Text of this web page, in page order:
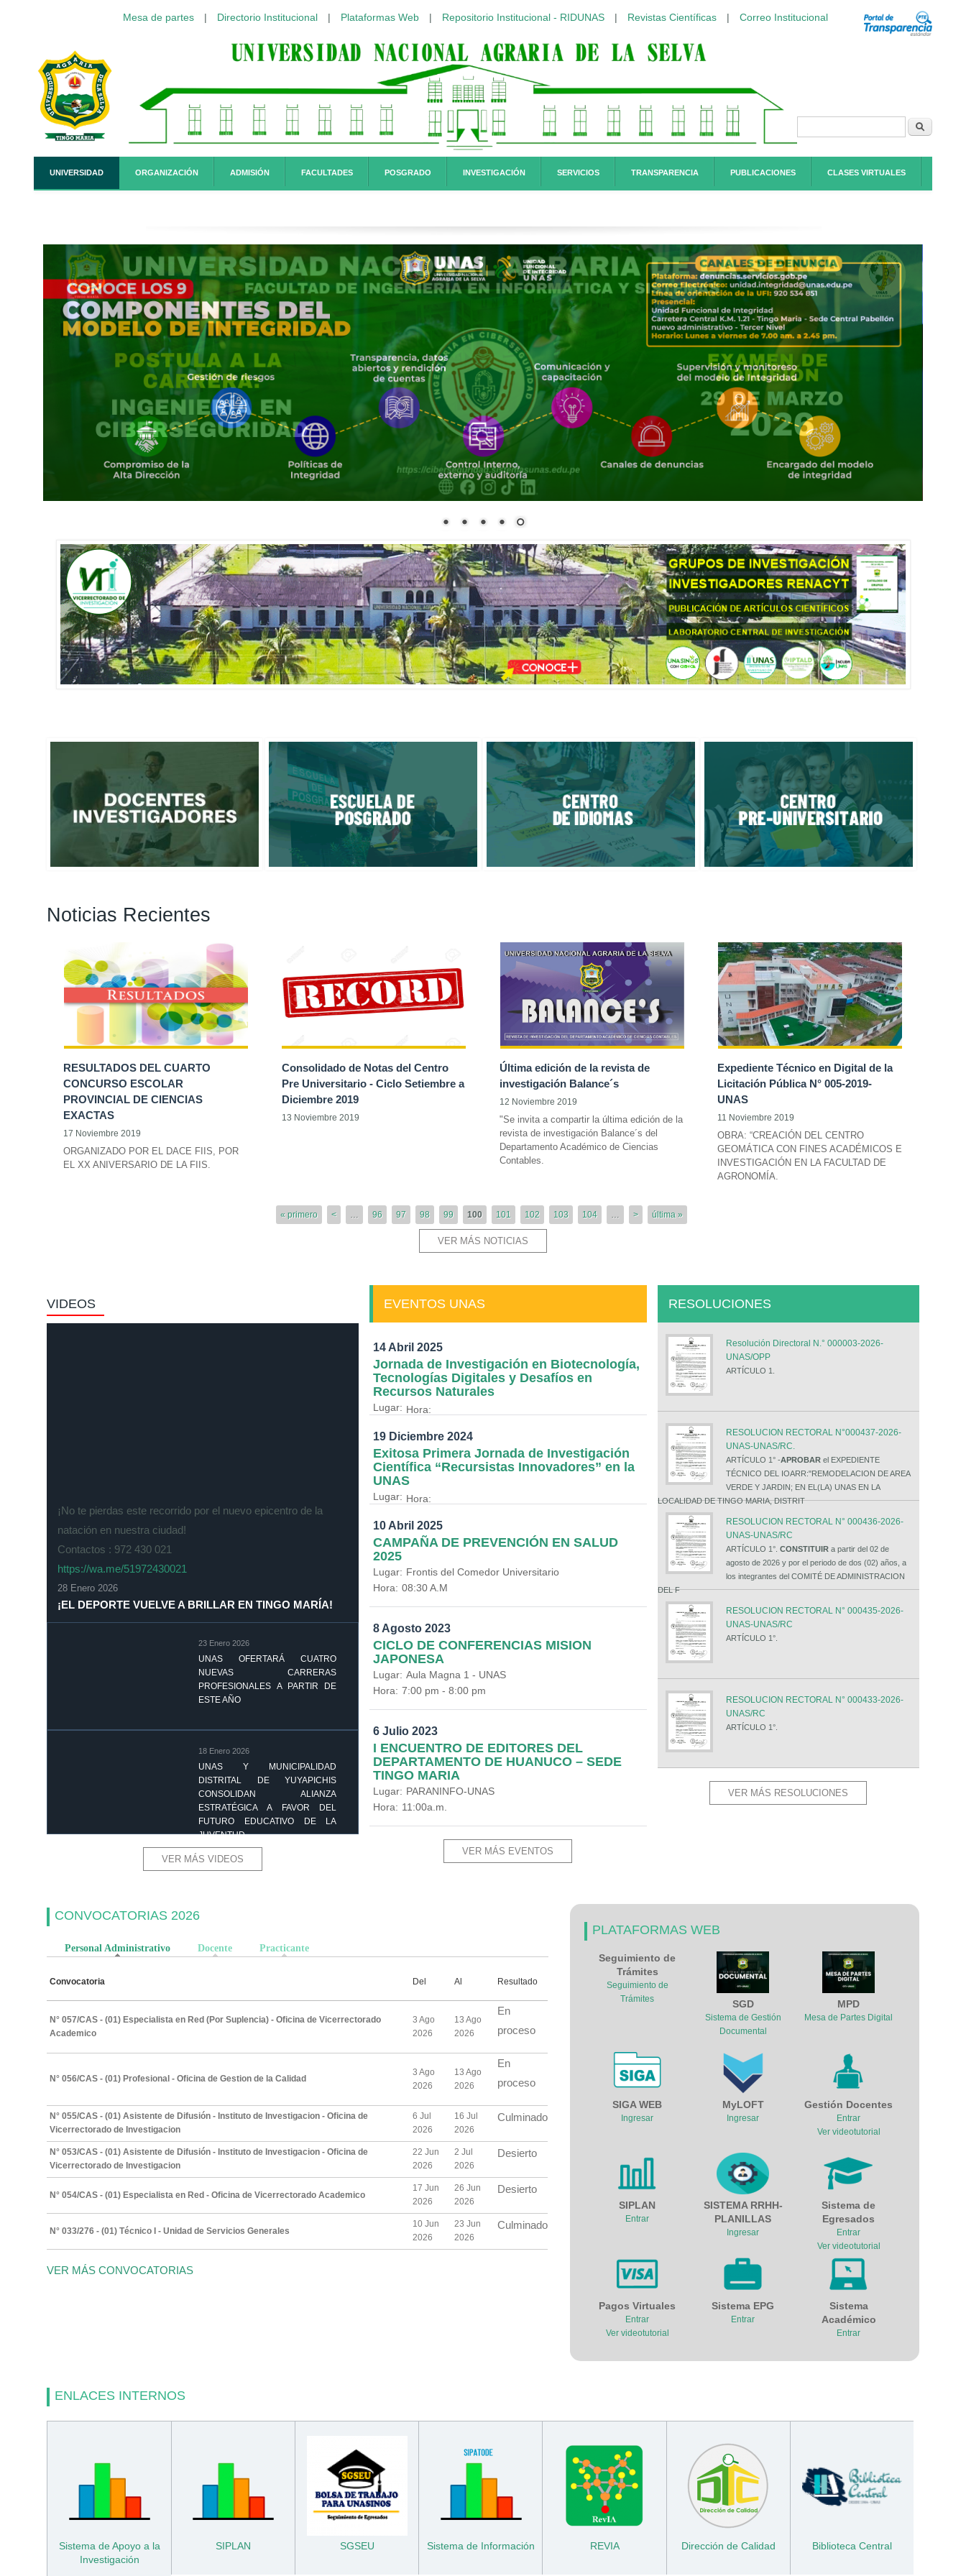
Mesa de partes | Directorio Institucional | Plataformas Web | Repositorio Institucional - RIDUNAS | Revistas Científicas | Correo Institucional
Formulario de
UNIVERSIDAD ORGANIZACIÓN ADMISIÓN FACULTADES POSGRADO INVESTIGACIÓN SERVICIOS TRANSPARENCIA PUBLICACIONES CLASES VIRTUALES
Noticias Recientes
RESULTADOS DEL CUARTO
CONCURSO ESCOLAR
PROVINCIAL DE CIENCIAS
EXACTAS
17 Noviembre 2019
ORGANIZADO POR EL DACE FIIS, POR
EL XX ANIVERSARIO DE LA FIIS.
Consolidado de Notas del Centro
Pre Universitario - Ciclo Setiembre a
Diciembre 2019
13 Noviembre 2019
Última edición de la revista de
investigación Balance´s
12 Noviembre 2019
"Se invita a compartir la última edición de la
revista de investigación Balance´s del
Departamento Académico de Ciencias
Contables.
Expediente Técnico en Digital de la
Licitación Pública N° 005-2019-
UNAS
11 Noviembre 2019
OBRA: “CREACIÓN DEL CENTRO
GEOMÁTICA CON FINES ACADÉMICOS E
INVESTIGACIÓN EN LA FACULTAD DE
AGRONOMÍA.
« primero < … 96 97 98 99 100 101 102 103 104 … > última »
VER MÁS NOTICIAS
VIDEOS
¡No te pierdas este recorrido por el nuevo epicentro de la
natación en nuestra ciudad!
Contactos : 972 430 021
https://wa.me/51972430021
28 Enero 2026
¡EL DEPORTE VUELVE A BRILLAR EN TINGO MARÍA!
23 Enero 2026
UNAS OFERTARÁ CUATRO
NUEVAS CARRERAS
PROFESIONALES A PARTIR DE
ESTE AÑO
18 Enero 2026
UNAS Y MUNICIPALIDAD
DISTRITAL DE YUYAPICHIS
CONSOLIDAN ALIANZA
ESTRATÉGICA A FAVOR DEL
FUTURO EDUCATIVO DE LA
JUVENTUD
VER MÁS VIDEOS
EVENTOS UNAS
14 Abril 2025
Jornada de Investigación en Biotecnología,
Tecnologías Digitales y Desafíos en
Recursos Naturales
Lugar: Hora:
19 Diciembre 2024
Exitosa Primera Jornada de Investigación
Científica “Recursistas Innovadores” en la
UNAS
Lugar: Hora:
10 Abril 2025
CAMPAÑA DE PREVENCIÓN EN SALUD
2025
Lugar: Frontis del Comedor Universitario
Hora: 08:30 A.M
8 Agosto 2023
CICLO DE CONFERENCIAS MISION
JAPONESA
Lugar: Aula Magna 1 - UNAS
Hora: 7:00 pm - 8:00 pm
6 Julio 2023
I ENCUENTRO DE EDITORES DEL
DEPARTAMENTO DE HUANUCO – SEDE
TINGO MARIA
Lugar: PARANINFO-UNAS
Hora: 11:00a.m.
VER MÁS EVENTOS
RESOLUCIONES
Resolución Directoral N.° 000003-2026-
UNAS/OPP
ARTÍCULO 1.
RESOLUCION RECTORAL N°000437-2026-
UNAS-UNAS/RC.
ARTÍCULO 1° -APROBARel EXPEDIENTE
TÉCNICO DEL IOARR:"REMODELACION DE AREA
VERDE Y JARDIN; EN EL(LA) UNAS EN LA
LOCALIDAD DE TINGO MARIA, DISTRIT
RESOLUCION RECTORAL N° 000436-2026-
UNAS-UNAS/RC
ARTÍCULO 1°. CONSTITUIR a partir del 02 de
agosto de 2026 y por el periodo de dos (02) años, a
los integrantes del COMITÉ DE ADMINISTRACION
DEL F
RESOLUCION RECTORAL N° 000435-2026-
UNAS-UNAS/RC
ARTÍCULO 1°.
RESOLUCION RECTORAL N° 000433-2026-
UNAS/RC
ARTÍCULO 1°.
VER MÁS RESOLUCIONES
CONVOCATORIAS 2026
Personal Administrativo (solapa activa)
Docente Practicante
Convocatoria Del Al Resultado
N° 057/CAS - (01) Especialista en Red (Por Suplencia) - Oficina de Vicerrectorado
Academico
3 Ago
2026
13 Ago
2026
En
proceso
N° 056/CAS - (01) Profesional - Oficina de Gestion de la Calidad
3 Ago
2026
13 Ago
2026
En
proceso
N° 055/CAS - (01) Asistente de Difusión - Instituto de Investigacion - Oficina de
Vicerrectorado de Investigacion
6 Jul
2026
16 Jul
2026
Culminado
N° 053/CAS - (01) Asistente de Difusión - Instituto de Investigacion - Oficina de
Vicerrectorado de Investigacion
22 Jun
2026
2 Jul
2026
Desierto
N° 054/CAS - (01) Especialista en Red - Oficina de Vicerrectorado Academico
17 Jun
2026
26 Jun
2026
Desierto
N° 033/276 - (01) Técnico I - Unidad de Servicios Generales
10 Jun
2026
23 Jun
2026
Culminado
VER MÁS CONVOCATORIAS
PLATAFORMAS WEB
Seguimiento de
Trámites
Seguimiento de
Trámites
SGD
Sistema de Gestión
Documental
MPD
Mesa de Partes Digital
SIGA WEB
Ingresar
MyLOFT
Ingresar
Gestión Docentes
Entrar
Ver videotutorial
SIPLAN
Entrar
SISTEMA RRHH-
PLANILLAS
Ingresar
Sistema de
Egresados
Entrar
Ver videotutorial
Pagos Virtuales
Entrar
Ver videotutorial
Sistema EPG
Entrar
Sistema
Académico
Entrar
ENLACES INTERNOS
Sistema de Apoyo a la
Investigación
SIPLAN SGSEU Sistema de Información REVIA Dirección de Calidad Biblioteca Central